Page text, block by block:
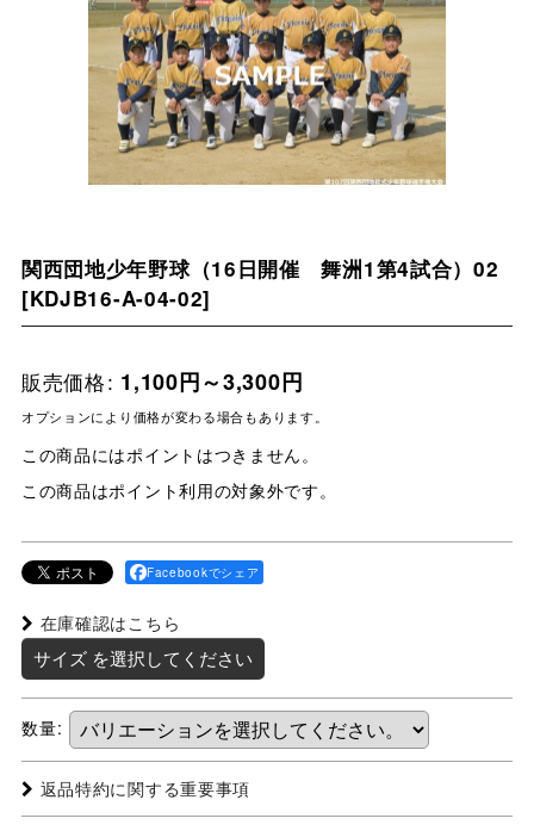
関西団地少年野球（16日開催 舞洲1第4試合）02
[KDJB16-A-04-02]
販売価格: 1,100円～3,300円
オプションにより価格が変わる場合もあります。
この商品にはポイントはつきません。
この商品はポイント利用の対象外です。
Facebookでシェア
在庫確認はこちら
サイズ を選択してください
数量:
返品特約に関する重要事項